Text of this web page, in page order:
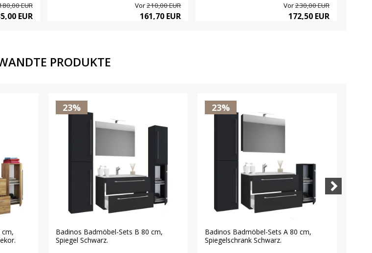
EUR
EUR
Vor210,00 EUR
161,70 EUR
Vor230,00 EUR
172,50 EUR
PRODUKTE
cm,
23%
Badinos Badmöbel-Sets B 80 cm,
Spiegel Schwarz.
23%
Badinos Badmöbel-Sets A 80 cm,
Spiegelschrank Schwarz.